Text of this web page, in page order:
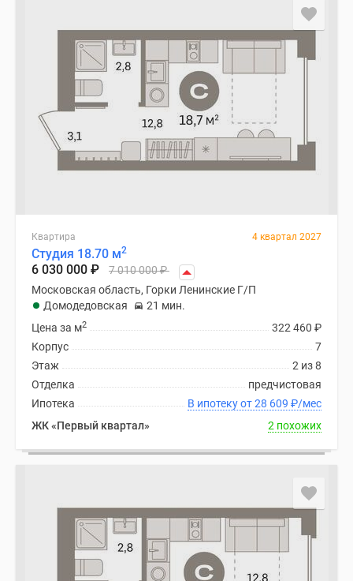
Квартира 4 квартал 2027
Студия 18.70 м2
6 030 000 ₽ 7 010 000₽
Московская область, Горки Ленинские Г/П
Домодедовская
21 мин.
322 460 ₽
Цена за м2
7
Корпус
2 из 8
Этаж
предчистовая
Отделка
В ипотеку от 28 609 ₽/мес
Ипотека
ЖК «Первый квартал»
2 похожих